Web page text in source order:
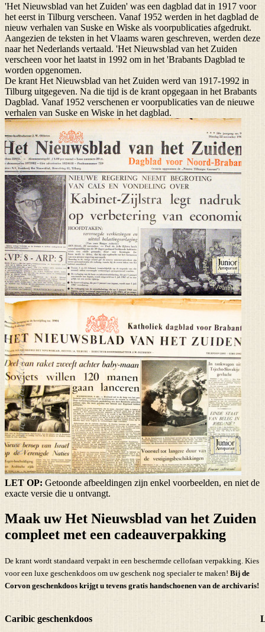
'Het Nieuwsblad van het Zuiden' was een dagblad dat in 1917 voor
het eerst in Tilburg verscheen. Vanaf 1952 werden in het dagblad de
nieuw verhalen van Suske en Wiske als voorpublicaties afgedrukt.
Aangezien de teksten in het Vlaams waren geschreven, werden deze
naar het Nederlands vertaald. 'Het Nieuwsblad van het Zuiden
verscheen voor het laatst in 1992 om in het 'Brabants Dagblad te
worden opgenomen.
De krant Het Nieuwsblad van het Zuiden werd van 1917-1992 in
Tilburg uitgegeven. Na die tijd is de krant opgegaan in het Brabants
Dagblad. Vanaf 1952 verschenen er voorpublicaties van de nieuwe
verhalen van Suske en Wiske in het dagblad.
LET OP: Getoonde afbeeldingen zijn enkel voorbeelden, en niet de
exacte versie die u ontvangt.
Maak uw Het Nieuwsblad van het Zuiden
compleet met een cadeauverpakking
De krant wordt standaard verpakt in een beschermde cellofaan verpakking. Kies
voor een luxe geschenkdoos om uw geschenk nog specialer te maken! Bij de
Corvon geschenkdoos krijgt u tevens gratis handschoenen van de archivaris!
Caribic geschenkdoos